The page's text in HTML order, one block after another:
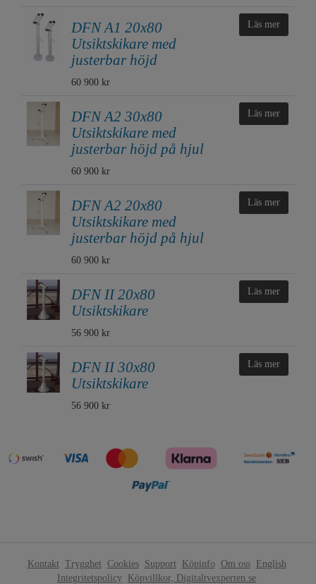
DFN A1 20x80
Utsiktskikare med
justerbar höjd
60 900 kr
Läs mer
DFN A2 30x80
Utsiktskikare med
justerbar höjd på hjul
60 900 kr
Läs mer
DFN A2 20x80
Utsiktskikare med
justerbar höjd på hjul
60 900 kr
Läs mer
DFN II 20x80
Utsiktskikare
56 900 kr
Läs mer
DFN II 30x80
Utsiktskikare
56 900 kr
Läs mer
Kontakt Trygghet Cookies Support Köpinfo Om oss
English
Integritetspolicy
Köpvillkor, Digitaltvexperten.se